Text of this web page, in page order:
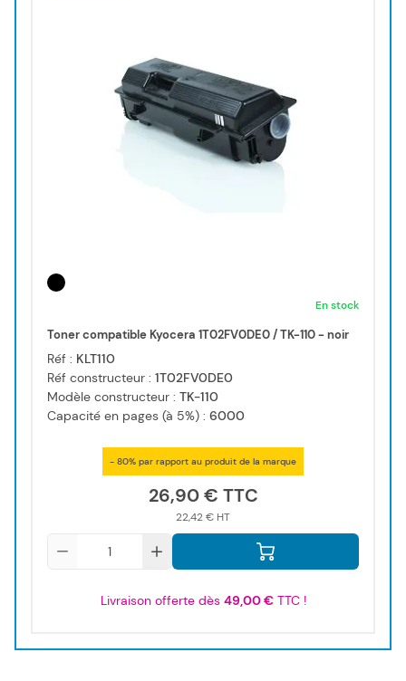
En stock
Toner compatible Kyocera 1T02FV0DE0 / TK-110 - noir
Réf : KLT110
Réf constructeur : 1T02FV0DE0
Modèle constructeur : TK-110
Capacité en pages (à 5%) : 6000
- 80% par rapport au produit de la marque
26,90 €
22,42 €
Livraison offerte dès 49,00 €TTC !